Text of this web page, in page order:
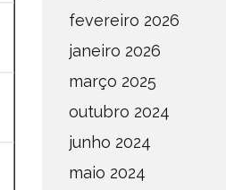
fevereiro 2026
janeiro 2026
março 2025
outubro 2024
junho 2024
maio 2024